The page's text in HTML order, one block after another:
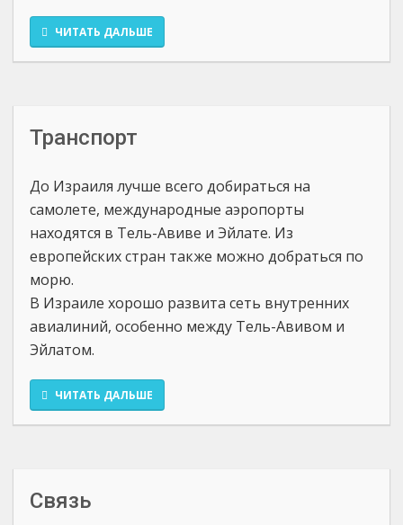
ЧИТАТЬ ДАЛЬШЕ
Транспорт
До Израиля лучше всего добираться на
самолете, международные аэропорты
находятся в Тель-Авиве и Эйлате. Из
европейских стран также можно добраться по
морю.
В Израиле хорошо развита сеть внутренних
авиалиний, особенно между Тель-Авивом и
Эйлатом.
ЧИТАТЬ ДАЛЬШЕ
Связь